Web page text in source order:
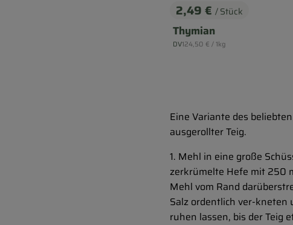
, Preis:
2,49 € / Stück
Thymian
, Herkunft:
DV, Referenzpreis:
124,50 € / 1kg
Eine Variante des
ausgerollter Teig.
1. Mehl in eine große
zerkrümelte Hefe mit 250
Mehl vom Rand
Salz ordentlich ver-kneten
ruhen lassen, bis der Teig